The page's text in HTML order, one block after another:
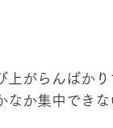
がらんばか
か集中でき